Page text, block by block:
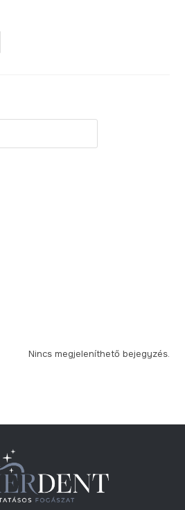
Nincs megjeleníthető bejegyzés.